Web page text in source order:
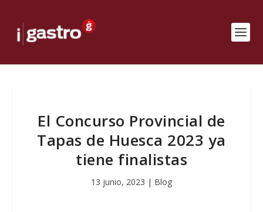
El Concurso Provincial de
Tapas de Huesca 2023 ya
tiene finalistas
13 junio, 2023 | Blog